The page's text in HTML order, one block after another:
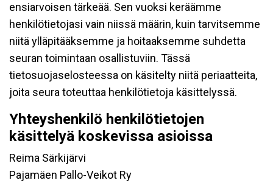
ensiarvoisen tärkeää. Sen vuoksi keräämme
henkilötietojasi vain niissä määrin, kuin tarvitsemme
niitä ylläpitääksemme ja hoitaaksemme suhdetta
seuran toimintaan osallistuviin. Tässä
tietosuojaselosteessa on käsitelty niitä periaatteita,
joita seura toteuttaa henkilötietoja käsittelyssä.
Yhteyshenkilö henkilötietojen
käsittelyä koskevissa asioissa
Reima Särkijärvi
Pajamäen Pallo-Veikot Ry